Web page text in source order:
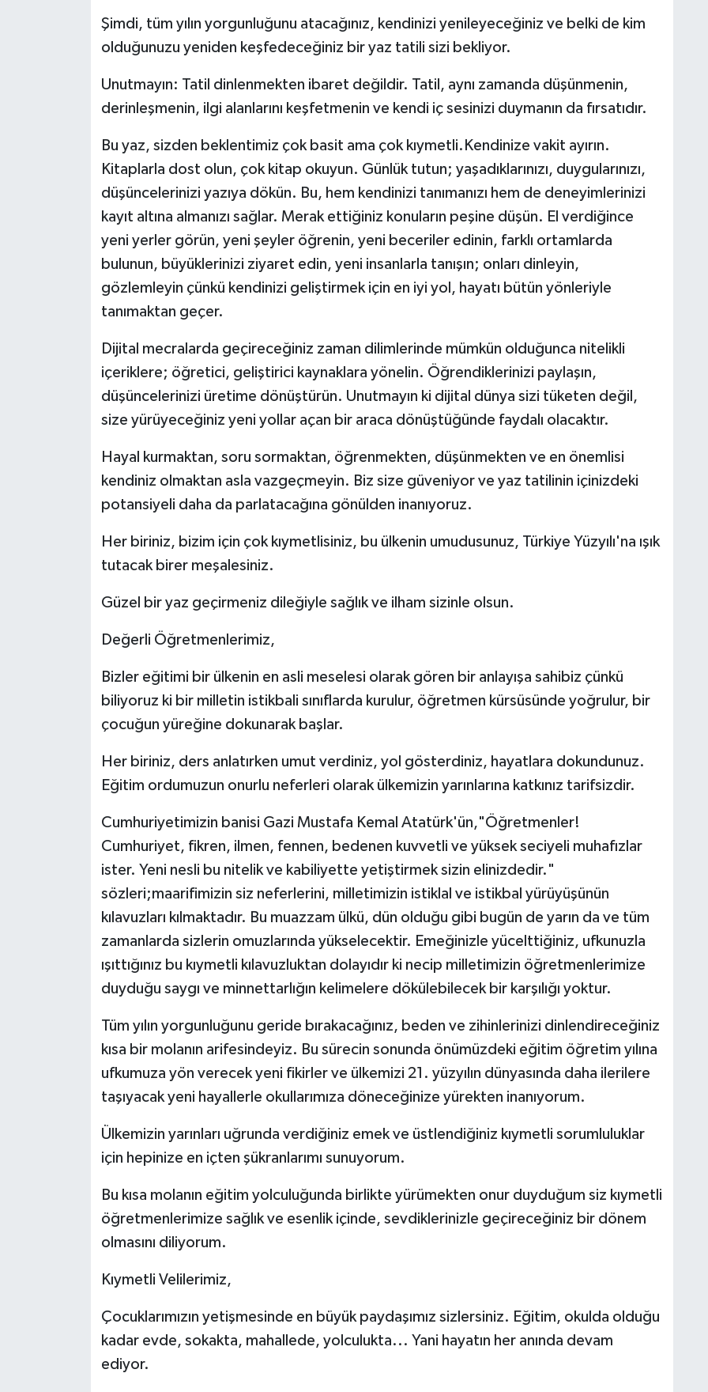
Şimdi, tüm yılın yorgunluğunu atacağınız, kendinizi yenileyeceğiniz ve belki de kim
olduğunuzu yeniden keşfedeceğiniz bir yaz tatili sizi bekliyor.
Unutmayın: Tatil dinlenmekten ibaret değildir. Tatil, aynı zamanda düşünmenin,
derinleşmenin, ilgi alanlarını keşfetmenin ve kendi iç sesinizi duymanın da fırsatıdır.
Bu yaz, sizden beklentimiz çok basit ama çok kıymetli.Kendinize vakit ayırın.
Kitaplarla dost olun, çok kitap okuyun. Günlük tutun; yaşadıklarınızı, duygularınızı,
düşüncelerinizi yazıya dökün. Bu, hem kendinizi tanımanızı hem de deneyimlerinizi
kayıt altına almanızı sağlar. Merak ettiğiniz konuların peşine düşün. El verdiğince
yeni yerler görün, yeni şeyler öğrenin, yeni beceriler edinin, farklı ortamlarda
bulunun, büyüklerinizi ziyaret edin, yeni insanlarla tanışın; onları dinleyin,
gözlemleyin çünkü kendinizi geliştirmek için en iyi yol, hayatı bütün yönleriyle
tanımaktan geçer.
Dijital mecralarda geçireceğiniz zaman dilimlerinde mümkün olduğunca nitelikli
içeriklere; öğretici, geliştirici kaynaklara yönelin. Öğrendiklerinizi paylaşın,
düşüncelerinizi üretime dönüştürün. Unutmayın ki dijital dünya sizi tüketen değil,
size yürüyeceğiniz yeni yollar açan bir araca dönüştüğünde faydalı olacaktır.
Hayal kurmaktan, soru sormaktan, öğrenmekten, düşünmekten ve en önemlisi
kendiniz olmaktan asla vazgeçmeyin. Biz size güveniyor ve yaz tatilinin içinizdeki
potansiyeli daha da parlatacağına gönülden inanıyoruz.
Her biriniz, bizim için çok kıymetlisiniz, bu ülkenin umudusunuz, Türkiye Yüzyılı'na ışık
tutacak birer meşalesiniz.
Güzel bir yaz geçirmeniz dileğiyle sağlık ve ilham sizinle olsun.
Değerli Öğretmenlerimiz,
Bizler eğitimi bir ülkenin en asli meselesi olarak gören bir anlayışa sahibiz çünkü
biliyoruz ki bir milletin istikbali sınıflarda kurulur, öğretmen kürsüsünde yoğrulur, bir
çocuğun yüreğine dokunarak başlar.
Her biriniz, ders anlatırken umut verdiniz, yol gösterdiniz, hayatlara dokundunuz.
Eğitim ordumuzun onurlu neferleri olarak ülkemizin yarınlarına katkınız tarifsizdir.
Cumhuriyetimizin banisi Gazi Mustafa Kemal Atatürk'ün,"Öğretmenler!
Cumhuriyet, fikren, ilmen, fennen, bedenen kuvvetli ve yüksek seciyeli muhafızlar
ister. Yeni nesli bu nitelik ve kabiliyette yetiştirmek sizin elinizdedir."
sözleri;maarifimizin siz neferlerini, milletimizin istiklal ve istikbal yürüyüşünün
kılavuzları kılmaktadır. Bu muazzam ülkü, dün olduğu gibi bugün de yarın da ve tüm
zamanlarda sizlerin omuzlarında yükselecektir. Emeğinizle yücelttiğiniz, ufkunuzla
ışıttığınız bu kıymetli kılavuzluktan dolayıdır ki necip milletimizin öğretmenlerimize
duyduğu saygı ve minnettarlığın kelimelere dökülebilecek bir karşılığı yoktur.
Tüm yılın yorgunluğunu geride bırakacağınız, beden ve zihinlerinizi dinlendireceğiniz
kısa bir molanın arifesindeyiz. Bu sürecin sonunda önümüzdeki eğitim öğretim yılına
ufkumuza yön verecek yeni fikirler ve ülkemizi 21. yüzyılın dünyasında daha ilerilere
taşıyacak yeni hayallerle okullarımıza döneceğinize yürekten inanıyorum.
Ülkemizin yarınları uğrunda verdiğiniz emek ve üstlendiğiniz kıymetli sorumluluklar
için hepinize en içten şükranlarımı sunuyorum.
Bu kısa molanın eğitim yolculuğunda birlikte yürümekten onur duyduğum siz kıymetli
öğretmenlerimize sağlık ve esenlik içinde, sevdiklerinizle geçireceğiniz bir dönem
olmasını diliyorum.
Kıymetli Velilerimiz,
Çocuklarımızın yetişmesinde en büyük paydaşımız sizlersiniz. Eğitim, okulda olduğu
kadar evde, sokakta, mahallede, yolculukta... Yani hayatın her anında devam
ediyor.